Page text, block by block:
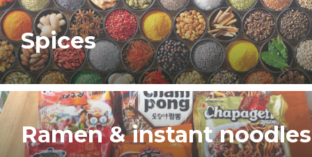
Spices
Ramen & instant noodles